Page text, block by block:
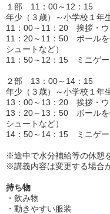
１部 11：00～12：15
年少（３歳）～小学校１年
11：00～11：20 挨拶・ウ
11：20～11：50 ボールを
シュートなど）
11：50～12：15 ミニゲー
２部 13：00～14：15
年少（３歳）～小学校１年
13：00～13：20 挨拶・ウ
13：20～13：50 ボールを
シュートなど）
14：50～14：15 ミニゲー
※途中で水分補給等の休憩
※講義内容は変更する場合
持ち物
・飲み物
・動きやすい服装